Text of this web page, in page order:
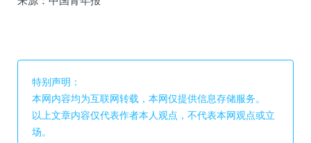
特别声明：
本网内容均为互联网转载，本网仅提供信息存储服务。
以上文章内容仅代表作者本人观点，不代表本网观点或立
场。